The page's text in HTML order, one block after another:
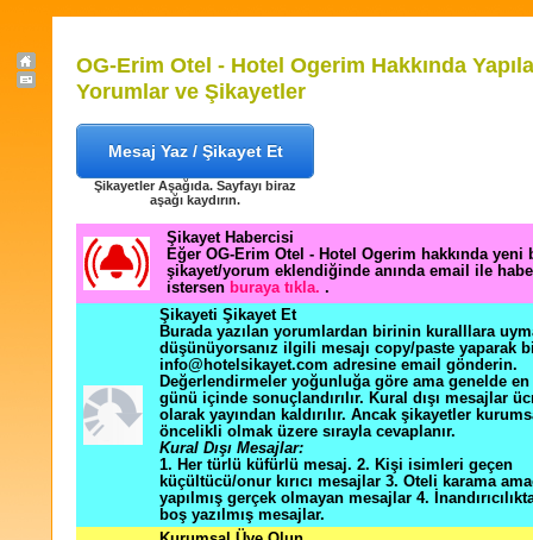
OG-Erim Otel - Hotel Ogerim Hakkında
Yorumlar ve Şikayetler
Mesaj Yaz / Şikayet Et
Şikayetler Aşağıda. Sayfayı biraz
aşağı kaydırın.
Şikayet Habercisi
Eğer OG-Erim Otel - Hotel Ogerim hakkında yeni
şikayet/yorum eklendiğinde anında email ile
istersen buraya tıkla. .
Şikayeti Şikayet Et
Burada yazılan yorumlardan birinin kuralllara
düşünüyorsanız ilgili mesajı copy/paste yaparak
info@hotelsikayet.com adresine email gönderin.
Değerlendirmeler yoğunluğa göre ama genelde
günü içinde sonuçlandırılır. Kural dışı mesajlar
olarak yayından kaldırılır. Ancak şikayetler
öncelikli olmak üzere sırayla cevaplanır.
Kural Dışı Mesajlar:
1. Her türlü küfürlü mesaj. 2. Kişi isimleri geçen
küçültücü/onur kırıcı mesajlar 3. Oteli karama
yapılmış gerçek olmayan mesajlar 4.
boş yazılmış mesajlar.